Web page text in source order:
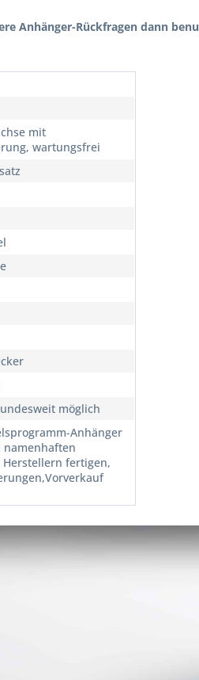
Anhänger-Rückfragen dann
mit
wartungsfrei
möglich
Anhänger
namenhaften
fertigen,